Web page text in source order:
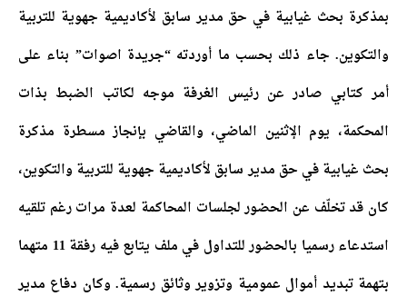
بمذكرة بحث غيابية في حق مدير سابق لأكاديمية جهوية للتربية
والتكوين. جاء ذلك بحسب ما أوردته “جريدة اصوات” بناء على
أمر كتابي صادر عن رئيس الغرفة موجه لكاتب الضبط بذات
المحكمة، يوم الإثنين الماضي، والقاضي بإنجاز مسطرة مذكرة
بحث غيابية في حق مدير سابق لأكاديمية جهوية للتربية والتكوين،
كان قد تخلّف عن الحضور لجلسات المحاكمة لعدة مرات رغم تلقيه
استدعاء رسميا بالحضور للتداول في ملف يتابع فيه رفقة 11 متهما
بتهمة تبديد أموال عمومية وتزوير وثائق رسمية. وكان دفاع مدير